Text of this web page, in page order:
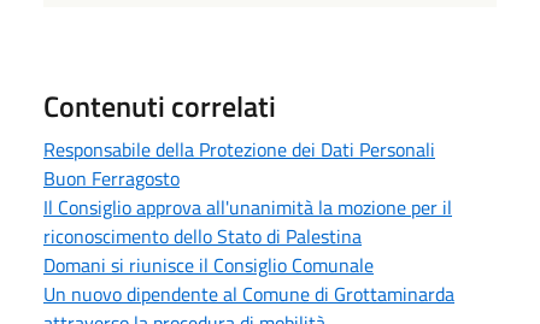
Contenuti correlati
Responsabile della Protezione dei Dati Personali
Buon Ferragosto
Il Consiglio approva all'unanimità la mozione per il
riconoscimento dello Stato di Palestina
Domani si riunisce il Consiglio Comunale
Un nuovo dipendente al Comune di Grottaminarda